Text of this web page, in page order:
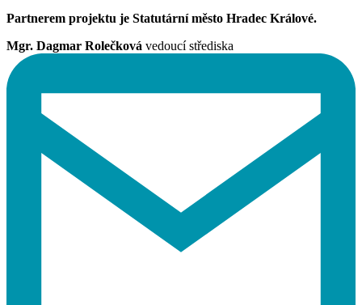
Partnerem projektu je Statutární město Hradec Králové.
Mgr. Dagmar Rolečková vedoucí střediska